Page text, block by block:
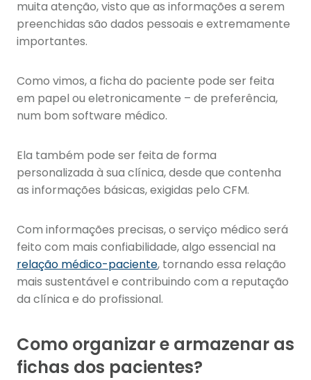
muita atenção, visto que as informações a serem
preenchidas são dados pessoais e extremamente
importantes.
Como vimos, a ficha do paciente pode ser feita
em papel ou eletronicamente – de preferência,
num bom software médico.
Ela também pode ser feita de forma
personalizada à sua clínica, desde que contenha
as informações básicas, exigidas pelo CFM.
Com informações precisas, o serviço médico será
feito com mais confiabilidade, algo essencial na
relação médico-paciente, tornando essa relação
mais sustentável e contribuindo com a reputação
da clínica e do profissional.
Como organizar e armazenar as
fichas dos pacientes?